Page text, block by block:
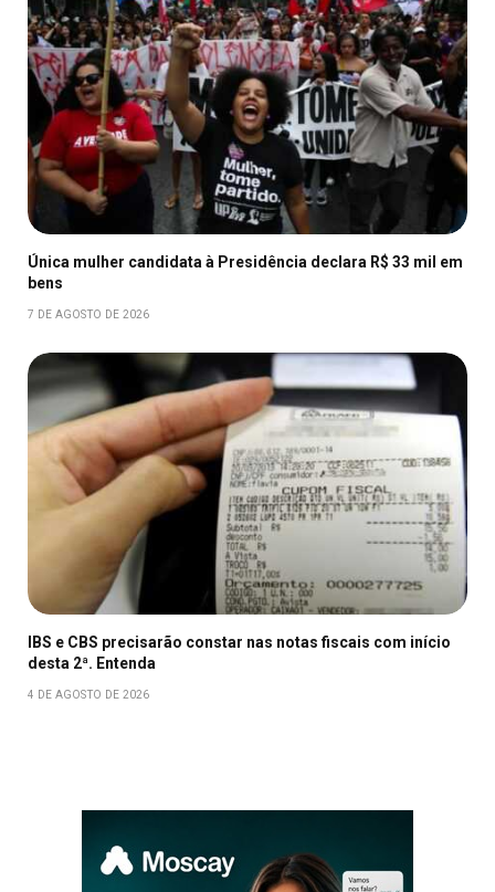
Única mulher candidata à Presidência declara R$ 33 mil em
bens
7 DE AGOSTO DE 2026
IBS e CBS precisarão constar nas notas fiscais com início
desta 2ª. Entenda
4 DE AGOSTO DE 2026